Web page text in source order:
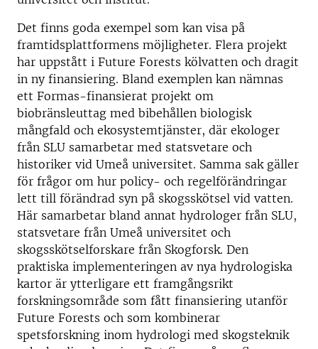
Det finns goda exempel som kan visa på
framtidsplattformens möjligheter. Flera projekt
har uppstått i Future Forests kölvatten och dragit
in ny finansiering. Bland exemplen kan nämnas
ett Formas-finansierat projekt om
biobränsleuttag med bibehållen biologisk
mångfald och ekosystemtjänster, där ekologer
från SLU samarbetar med statsvetare och
historiker vid Umeå universitet. Samma sak gäller
för frågor om hur policy- och regelförändringar
lett till förändrad syn på skogsskötsel vid vatten.
Här samarbetar bland annat hydrologer från SLU,
statsvetare från Umeå universitet och
skogsskötselforskare från Skogforsk. Den
praktiska implementeringen av nya hydrologiska
kartor är ytterligare ett framgångsrikt
forskningsområde som fått finansiering utanför
Future Forests och som kombinerar
spetsforskning inom hydrologi med skogsteknik